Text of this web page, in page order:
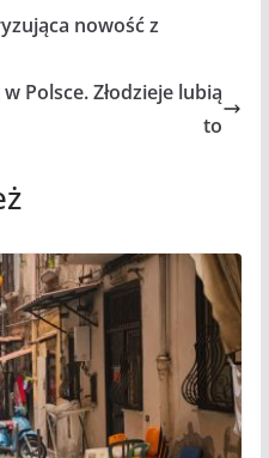
nowość z
Polsce. Złodzieje lubią
to